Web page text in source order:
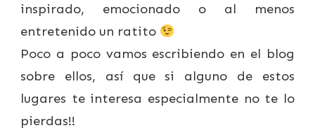
inspirado, emocionado o al menos
entretenido un ratito
Poco a poco vamos escribiendo en el blog
sobre ellos, así que si alguno de estos
lugares te interesa especialmente no te lo
pierdas!!